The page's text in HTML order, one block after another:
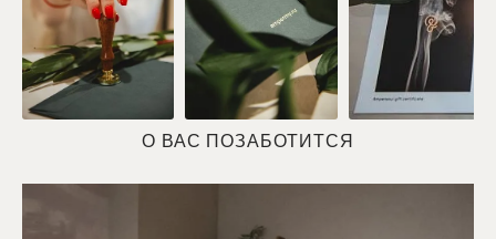
О ВАС ПОЗАБОТИТСЯ